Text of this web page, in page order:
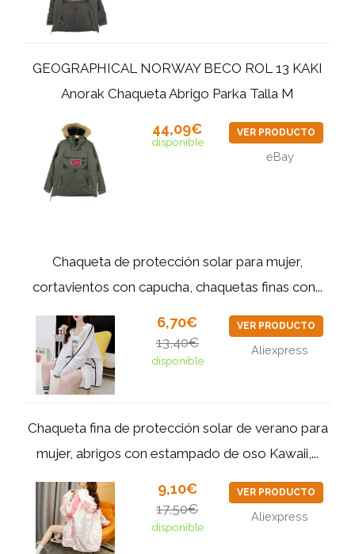
GEOGRAPHICAL NORWAY BECO ROL 13 KAKI
Anorak Chaqueta Abrigo Parka Talla M
44,09€
disponible
VER PRODUCTO
eBay
Chaqueta de protección solar para mujer,
cortavientos con capucha, chaquetas finas con...
6,70€
13,40€
disponible
VER PRODUCTO
Aliexpress
Chaqueta fina de protección solar de verano para
mujer, abrigos con estampado de oso Kawaii,...
9,10€
17,50€
disponible
VER PRODUCTO
Aliexpress